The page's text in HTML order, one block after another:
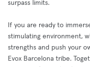
surpass limits.
If you are ready to
stimulating environment,
strengths and push your
Evox Barcelona tribe.